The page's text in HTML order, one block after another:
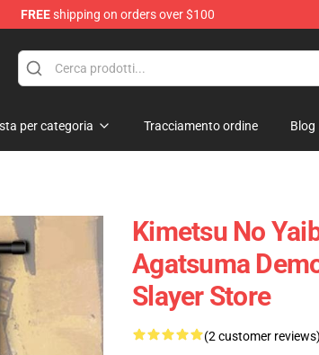
FREEshipping on orders over $100
per categoria Tracciamento ordine Blog
Kimetsu No
Agatsuma
Slayer Store
(2 customer reviews)